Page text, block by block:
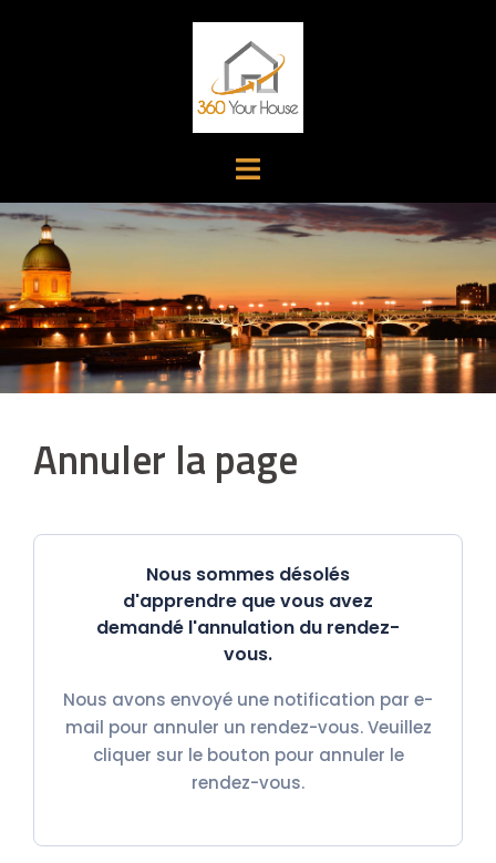
Annuler la page
Nous sommes désolés
d'apprendre que vous avez
demandé l'annulation du rendez-
vous.
Nous avons envoyé une notification par e-
mail pour annuler un rendez-vous. Veuillez
cliquer sur le bouton pour annuler le
rendez-vous.